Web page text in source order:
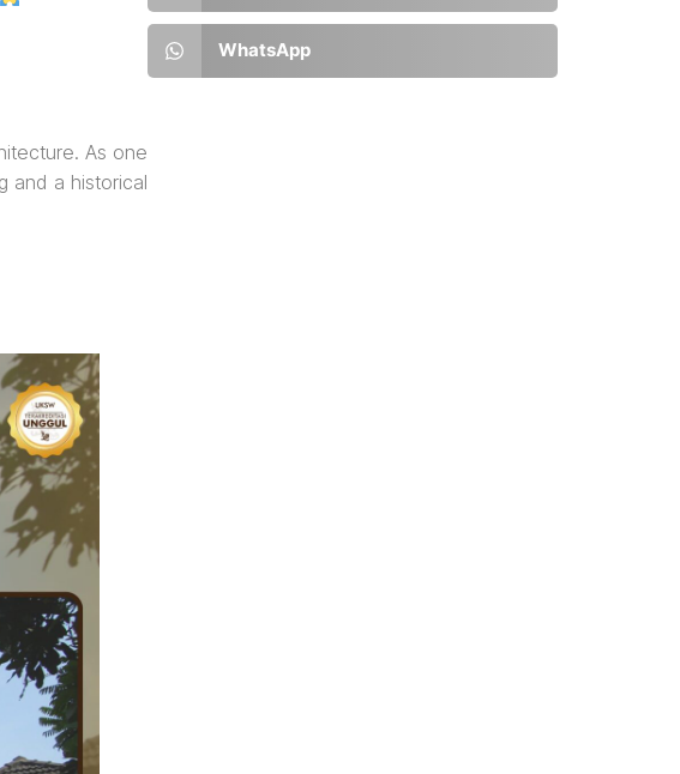
As one
and a historical
WhatsApp